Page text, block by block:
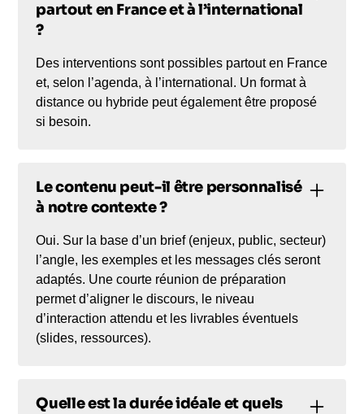
partout en France et à l’international
?
Des interventions sont possibles partout en France
et, selon l’agenda, à l’international. Un format à
distance ou hybride peut également être proposé
si besoin.
Le contenu peut-il être personnalisé
à notre contexte ?
Oui. Sur la base d’un brief (enjeux, public, secteur)
l’angle, les exemples et les messages clés seront
adaptés. Une courte réunion de préparation
permet d’aligner le discours, le niveau
d’interaction attendu et les livrables éventuels
(slides, ressources).
Quelle est la durée idéale et quels